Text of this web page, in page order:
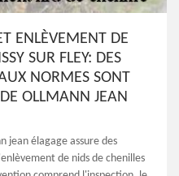
ENLÈVEMENT DE
SUR FLEY: DES
NORMES SONT
OLLMANN JEAN
jean élagage assure des
de nids de chenilles